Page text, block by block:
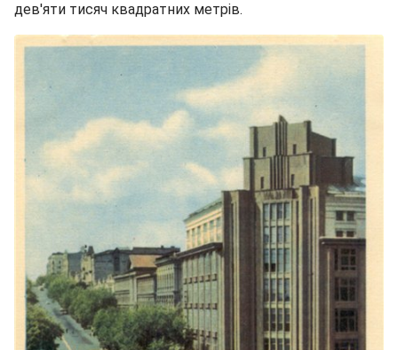
дев'яти тисяч квадратних метрів.